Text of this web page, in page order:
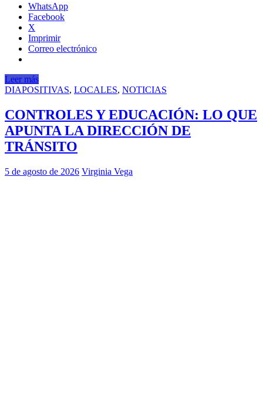
WhatsApp
Facebook
X
Imprimir
Correo electrónico
Leer más
DIAPOSITIVAS, LOCALES, NOTICIAS
CONTROLES Y EDUCACIÓN: LO QUE
APUNTA LA DIRECCIÓN DE
TRÁNSITO
5 de agosto de 2026 Virginia Vega